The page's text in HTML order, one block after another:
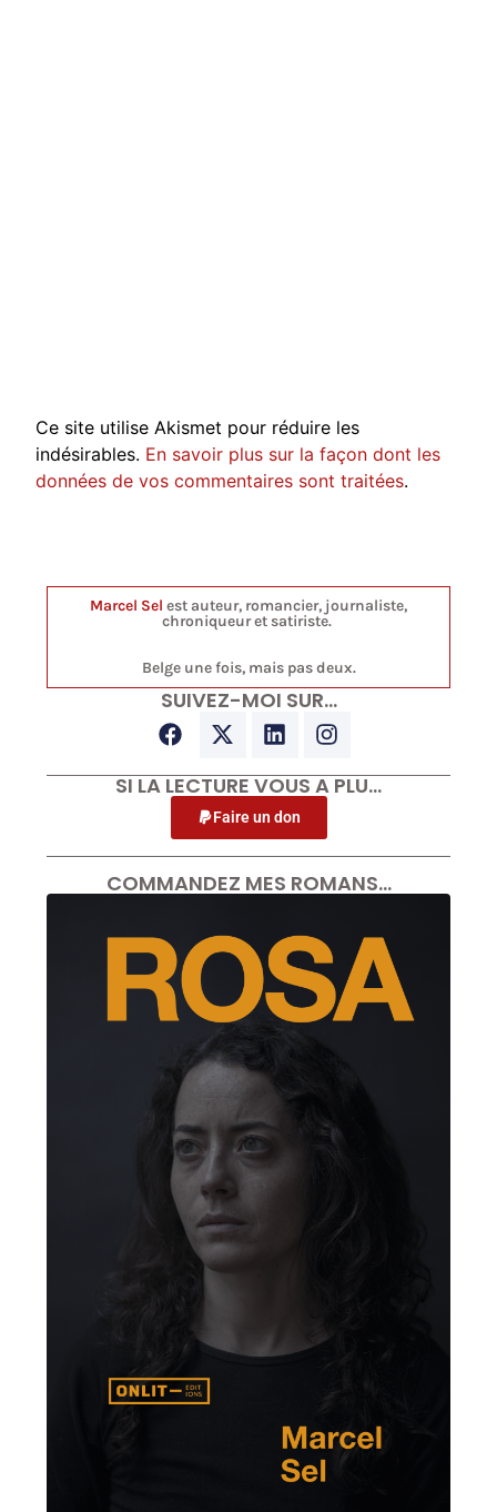
Ce site utilise Akismet pour réduire les
indésirables. En savoir plus sur la façon dont les
données de vos commentaires sont traitées.
Marcel Sel est auteur, romancier, journaliste,
chroniqueur et satiriste.
Belge une fois, mais pas deux.
SUIVEZ-MOI SUR…
SI LA LECTURE VOUS A PLU…
Faire un don
COMMANDEZ MES ROMANS…